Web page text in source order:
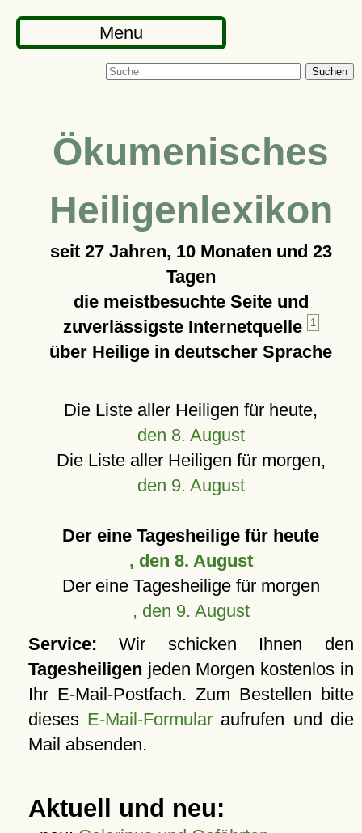
Menu
Suchen
Ökumenisches
Heiligenlexikon
seit 27 Jahren, 10 Monaten und 23
Tagen
die meistbesuchte Seite und
zuverlässigste Internetquelle
1
über Heilige in deutscher Sprache
Die Liste aller Heiligen für heute,
den 8. August
Die Liste aller Heiligen für morgen,
den 9. August
Der eine Tagesheilige für heute
, den 8. August
Der eine Tagesheilige für morgen
, den 9. August
Service: Wir schicken Ihnen den
Tagesheiligen jeden Morgen kostenlos in
Ihr E-Mail-Postfach. Zum Bestellen bitte
dieses E-Mail-Formular aufrufen und die
Mail absenden.
Aktuell und neu: